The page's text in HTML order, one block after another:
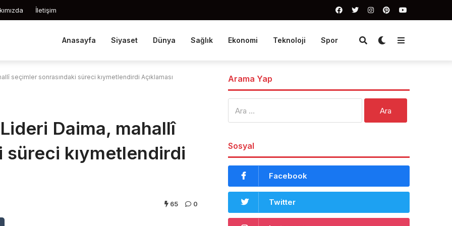
İletişim
Anasayfa Siyaset Dünya Sağlık Ekonomi Teknoloji Spor
seçimler sonrasındaki süreci kıymetlendirdi Açıklaması
Daima, mahallî
süreci kıymetlendirdi
65 0
Arama Yap
Sosyal
Facebook
Twitter